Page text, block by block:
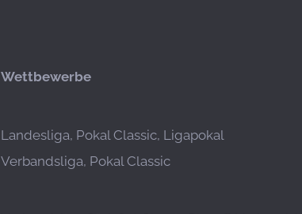
Wettbewerbe
Landesliga, Pokal Classic, Ligapokal
Verbandsliga, Pokal Classic